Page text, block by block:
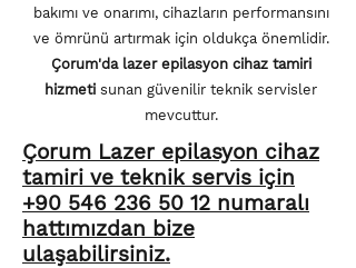
bakımı ve onarımı, cihazların performansını
ve ömrünü artırmak için oldukça önemlidir.
Çorum'da lazer epilasyon cihaz tamiri
hizmeti sunan güvenilir teknik servisler
mevcuttur.
Çorum Lazer epilasyon cihaz
tamiri ve teknik servis için
+90 546 236 50 12 numaralı
hattımızdan bize
ulaşabilirsiniz.